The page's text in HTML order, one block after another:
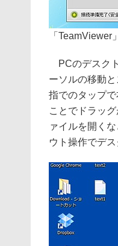
「
PCのデスク
ーソルの移動
指でのタップ
ことでドラッ
ァイルを開く
ウト操作でデ